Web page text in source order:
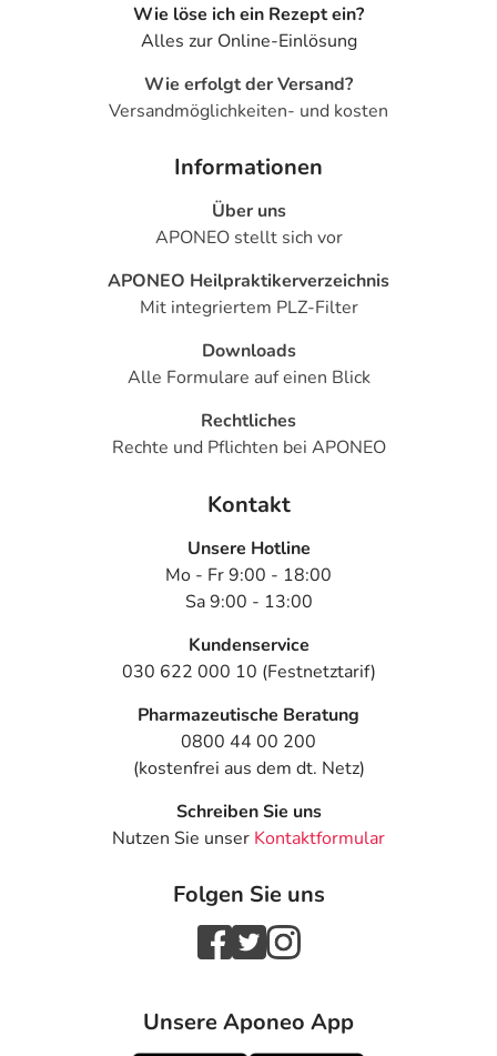
Wie löse ich ein Rezept ein?
Alles zur Online-Einlösung
Wie erfolgt der Versand?
Versandmöglichkeiten- und kosten
Informationen
Über uns
APONEO stellt sich vor
APONEO Heilpraktikerverzeichnis
Mit integriertem PLZ-Filter
Downloads
Alle Formulare auf einen Blick
Rechtliches
Rechte und Pflichten bei APONEO
Kontakt
Unsere Hotline
Mo - Fr 9:00 - 18:00
Sa 9:00 - 13:00
Kundenservice
030 622 000 10 (Festnetztarif)
Pharmazeutische Beratung
0800 44 00 200
(kostenfrei aus dem dt. Netz)
Schreiben Sie uns
Nutzen Sie unser Kontaktformular
Folgen Sie uns
Unsere Aponeo App